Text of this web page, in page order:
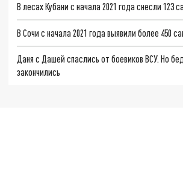
В лесах Кубани с начала 2021 года снесли 123
В Сочи с начала 2021 года выявили более 450
Даня с Дашей спаслись от боевиков ВСУ. Но
закончились